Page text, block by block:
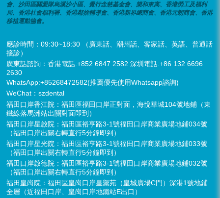
會、沙田區關愛隊烏溪沙小區、覺行念慈基金會、樂和東寓、香港勞工及福利
局、香港社會福利署、香港鄰捨輔導會、香港新界總商會、香港元朗商會、香港
移植運動協會。
應診時間：09:30~18:30 （廣東話、潮州話、客家話、英語、普通話
接診）
廣東話諮詢：香港電話:+852 6847 2582 深圳電話:+86 132 6696
2630
WhatsApp:+85268472582(推薦優先使用Whatsapp諮詢)
WeChat：szdental
福田口岸香江院：福田區福田口岸正對面，海悅華城104號地鋪（東
鐵線落馬洲站出關對面即到）
福田口岸星啟院：福田區裕亨路3-1號福田口岸商業廣場地鋪034號
（福田口岸出關右轉直行5分鐘即到）
福田口岸星光院：福田區裕亨路3-1號福田口岸商業廣場地鋪033號
（福田口岸出關右轉直行5分鐘即到）
福田口岸啟德院：福田區裕亨路3-1號福田口岸商業廣場地鋪032號
（福田口岸出關右轉直行5分鐘即到）
福田皇崗院：福田區皇崗口岸皇禦苑（皇城廣場C門）深港1號地鋪
全層（近福田口岸、皇崗口岸地鐵站E出口）